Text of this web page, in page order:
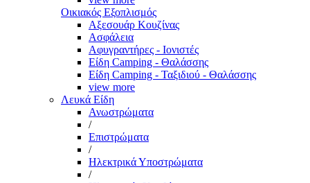
Οικιακός Εξοπλισμός
Αξεσουάρ Κουζίνας
Ασφάλεια
Αφυγραντήρες - Ιονιστές
Είδη Camping - Θαλάσσης
Είδη Camping - Ταξιδιού - Θαλάσσης
view more
Λευκά Είδη
Ανωστρώματα
/
Επιστρώματα
/
Ηλεκτρικά Υποστρώματα
/